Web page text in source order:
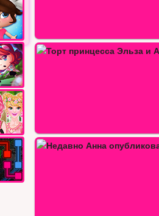
Город моды принцессы Анны